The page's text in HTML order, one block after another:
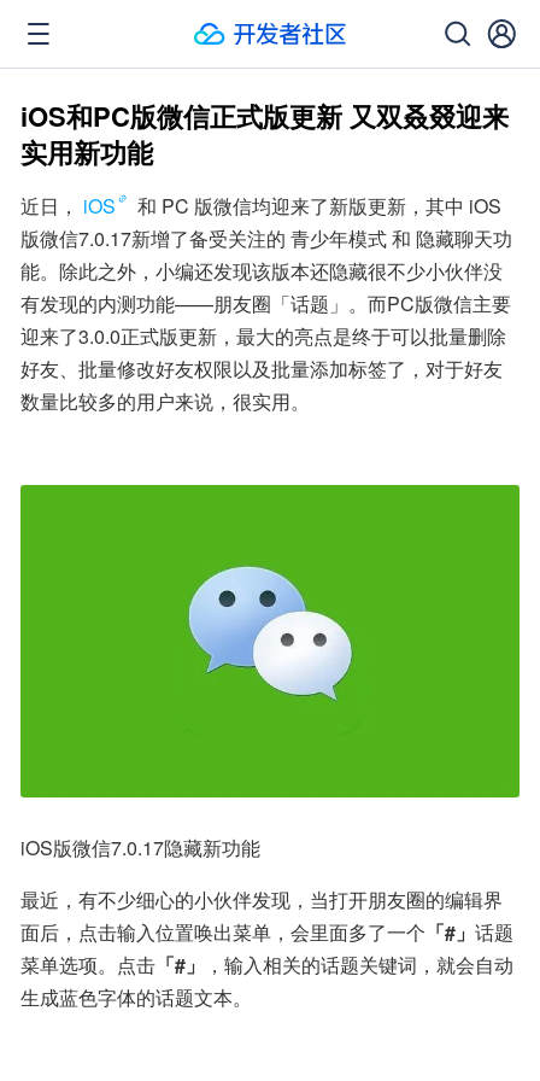
iOS和PC版微信正式版更新 又双叒叕迎来
实用新功能
近日， iOS
和 PC 版微信均迎来了新版更新，其中 iOS
版微信7.0.17新增了备受关注的 青少年模式 和 隐藏聊天功
能。除此之外，小编还发现该版本还隐藏很不少小伙伴没
有发现的内测功能——朋友圈「话题」。而PC版微信主要
迎来了3.0.0正式版更新，最大的亮点是终于可以批量删除
好友、批量修改好友权限以及批量添加标签了，对于好友
数量比较多的用户来说，很实用。
iOS版微信7.0.17隐藏新功能
最近，有不少细心的小伙伴发现，当打开朋友圈的编辑界
面后，点击输入位置唤出菜单，会里面多了一个 「#」 话题
菜单选项。点击 「#」
，输入相关的话题关键词，就会自动
生成蓝色字体的话题文本。